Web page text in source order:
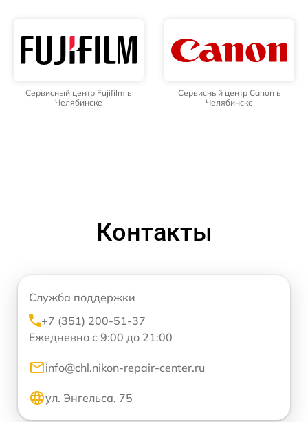
Сервисный центр Fujifilm в
Челябинске
Сервисный центр Canon в
Челябинске
Контакты
Служба поддержки
+7 (351) 200-51-37
Ежедневно с 9:00 до 21:00
info@chl.nikon-repair-center.ru
ул. Энгельса, 75